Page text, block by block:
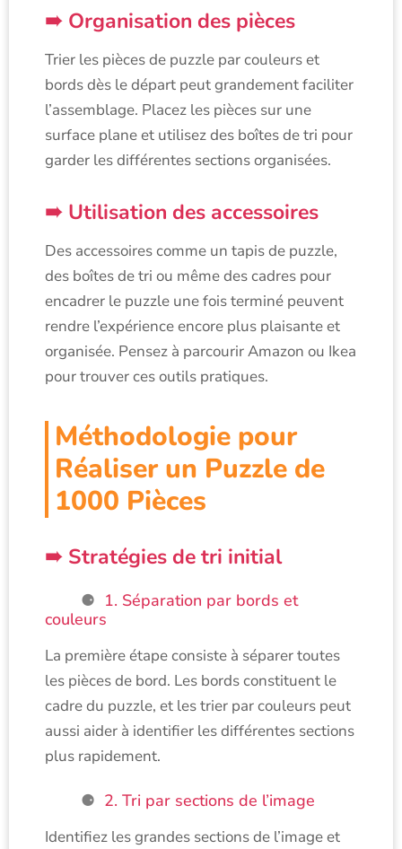
Organisation des pièces
Trier les pièces de puzzle par couleurs et
bords dès le départ peut grandement faciliter
l’assemblage. Placez les pièces sur une
surface plane et utilisez des boîtes de tri pour
garder les différentes sections organisées.
Utilisation des accessoires
Des accessoires comme un tapis de puzzle,
des boîtes de tri ou même des cadres pour
encadrer le puzzle une fois terminé peuvent
rendre l’expérience encore plus plaisante et
organisée. Pensez à parcourir Amazon ou Ikea
pour trouver ces outils pratiques.
Méthodologie pour
Réaliser un Puzzle de
1000 Pièces
Stratégies de tri initial
1. Séparation par bords et
couleurs
La première étape consiste à séparer toutes
les pièces de bord. Les bords constituent le
cadre du puzzle, et les trier par couleurs peut
aussi aider à identifier les différentes sections
plus rapidement.
2. Tri par sections de l’image
Identifiez les grandes sections de l’image et